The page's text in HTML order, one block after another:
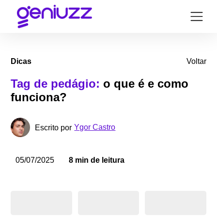
Dicas Voltar
Tag de pedágio: o que é e como
funciona?
Escrito por Ygor Castro
05/07/2025 8 min de leitura